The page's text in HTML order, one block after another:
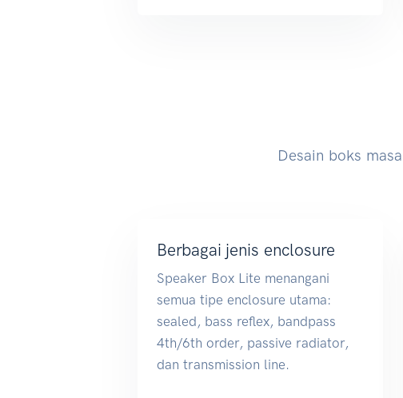
Desain boks
Berbagai jenis enclosure
Speaker Box Lite menangani
semua tipe enclosure utama:
sealed, bass reflex, bandpass
4th/6th order, passive radiator,
dan transmission line.